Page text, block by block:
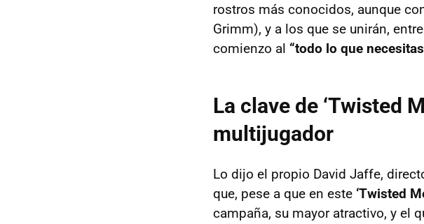
rostros más conocidos, aunque
Grimm), y a los que se unirán,
comienzo al “todo lo que
La clave de ‘Twisted
multijugador
Lo dijo el propio David Jaffe,
que, pese a que en este ‘Twisted
campaña, su mayor atractivo, y el